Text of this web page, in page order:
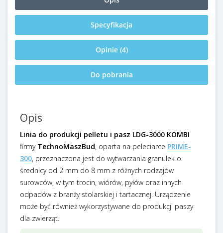
Specyfikacja
Opinie (4)
Do pobrania
Opis
Linia do produkcji pelletu i pasz LDG-3000 KOMBI
firmy TechnoMaszBud, oparta na peleciarce PRIME-
300, przeznaczona jest do wytwarzania granulek o
średnicy od 2 mm do 8 mm z różnych rodzajów
surowców, w tym trocin, wiórów, pyłów oraz innych
odpadów z branży stolarskiej i tartacznej. Urządzenie
może być również wykorzystywane do produkcji paszy
dla zwierząt.